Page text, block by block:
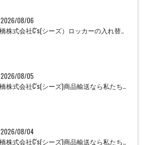
2026/08/06
船橋株式会社C's(シーズ）ロッカーの入れ替え作業も全国対応お任せ下さい！
2026/08/05
2026/08/04